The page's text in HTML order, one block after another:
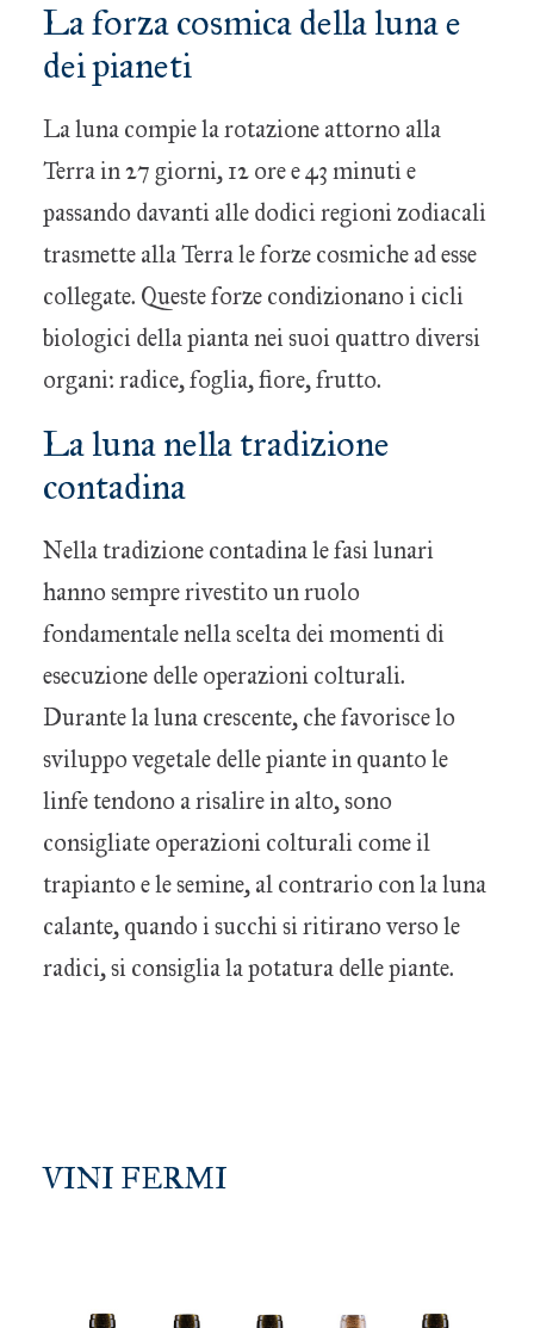
La forza cosmica della luna e
dei pianeti
La luna compie la rotazione attorno alla
Terra in 27 giorni, 12 ore e 43 minuti e
passando davanti alle dodici regioni zodiacali
trasmette alla Terra le forze cosmiche ad esse
collegate. Queste forze condizionano i cicli
biologici della pianta nei suoi quattro diversi
organi: radice, foglia, fiore, frutto.
La luna nella tradizione
contadina
Nella tradizione contadina le fasi lunari
hanno sempre rivestito un ruolo
fondamentale nella scelta dei momenti di
esecuzione delle operazioni colturali.
Durante la luna crescente, che favorisce lo
sviluppo vegetale delle piante in quanto le
linfe tendono a risalire in alto, sono
consigliate operazioni colturali come il
trapianto e le semine, al contrario con la luna
calante, quando i succhi si ritirano verso le
radici, si consiglia la potatura delle piante.
VINI FERMI